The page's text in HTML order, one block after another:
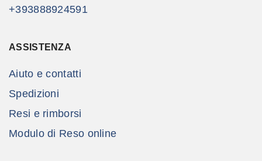
+393888924591
ASSISTENZA
Aiuto e contatti
Spedizioni
Resi e rimborsi
Modulo di Reso online